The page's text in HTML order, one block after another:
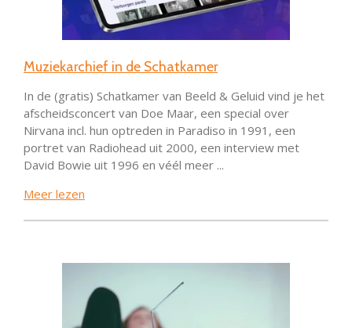
Muziekarchief in de Schatkamer
In de (gratis) Schatkamer van Beeld & Geluid vind je het
afscheidsconcert van Doe Maar, een special over
Nirvana incl. hun optreden in Paradiso in 1991, een
portret van Radiohead uit 2000, een interview met
David Bowie uit 1996 en véél meer ...
Meer lezen